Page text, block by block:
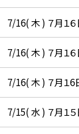
7/16( 木 ) ７月１
7/16( 木 ) ７月１
7/16( 木 ) ７月１6
7/15( 水 ) ７月１